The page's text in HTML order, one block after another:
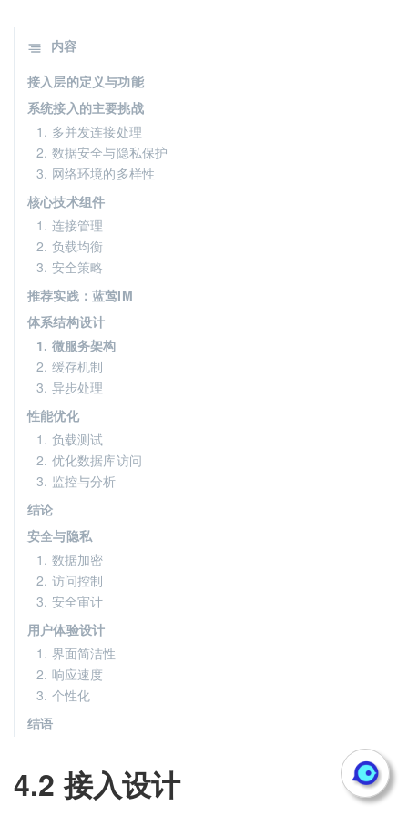
4.2 接入设计
内容
接入层的定义与功能
系统接入的主要挑战
1. 多并发连接处理
2. 数据安全与隐私保护
3. 网络环境的多样性
核心技术组件
1. 连接管理
2. 负载均衡
3. 安全策略
推荐实践：蓝莺IM
体系结构设计
1. 微服务架构
2. 缓存机制
3. 异步处理
性能优化
1. 负载测试
2. 优化数据库访问
3. 监控与分析
结论
安全与隐私
1. 数据加密
2. 访问控制
3. 安全审计
用户体验设计
1. 界面简洁性
2. 响应速度
3. 个性化
结语